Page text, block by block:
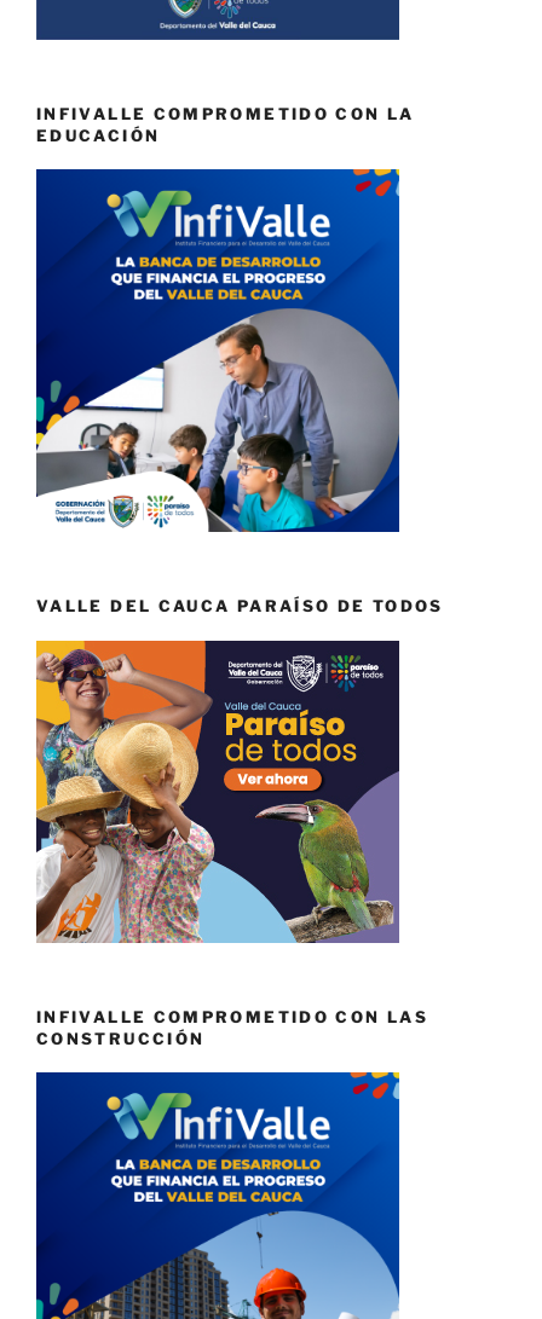
INFIVALLE COMPROMETIDO CON LA
EDUCACIÓN
VALLE DEL CAUCA PARAÍSO DE TODOS
INFIVALLE COMPROMETIDO CON LAS
CONSTRUCCIÓN